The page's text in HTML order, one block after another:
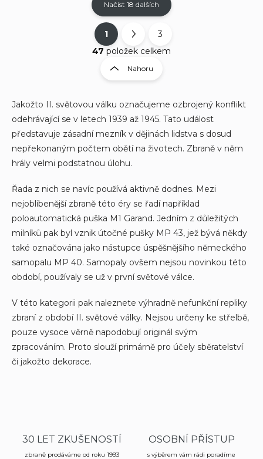
O
v
á
d
c
í
r
v
v
ý
p
i
u
Načíst 18 dalších
S
t
r
á
k
o
v
á
n
í
1
3
47 položek celkem
Nahoru
Jakožto II. světovou válku označujeme ozbrojený konflikt
odehrávající se v letech 1939 až 1945. Tato událost
představuje zásadní mezník v dějinách lidstva s dosud
nepřekonaným počtem obětí na životech. Zbraně v něm
hrály velmi podstatnou úlohu.
Řada z nich se navíc používá aktivně dodnes. Mezi
nejoblíbenější zbraně této éry se řadí například
poloautomatická puška M1 Garand. Jedním z důležitých
milníků pak byl vznik útočné pušky MP 43, jež bývá někdy
také označována jako nástupce úspěšnějšího německého
samopalu MP 40. Samopaly ovšem nejsou novinkou této
období, používaly se už v první světové válce.
V této kategorii pak naleznete výhradně nefunkční repliky
zbraní z období II. světové války. Nejsou určeny ke střelbě,
pouze vysoce věrně napodobují originál svým
zpracováním. Proto slouží primárně pro účely sběratelství
či jakožto dekorace.
30 LET ZKUŠENOSTÍ
zbraně prodáváme od roku 1993
OSOBNÍ PŘÍSTUP
s výběrem vám rádi poradíme